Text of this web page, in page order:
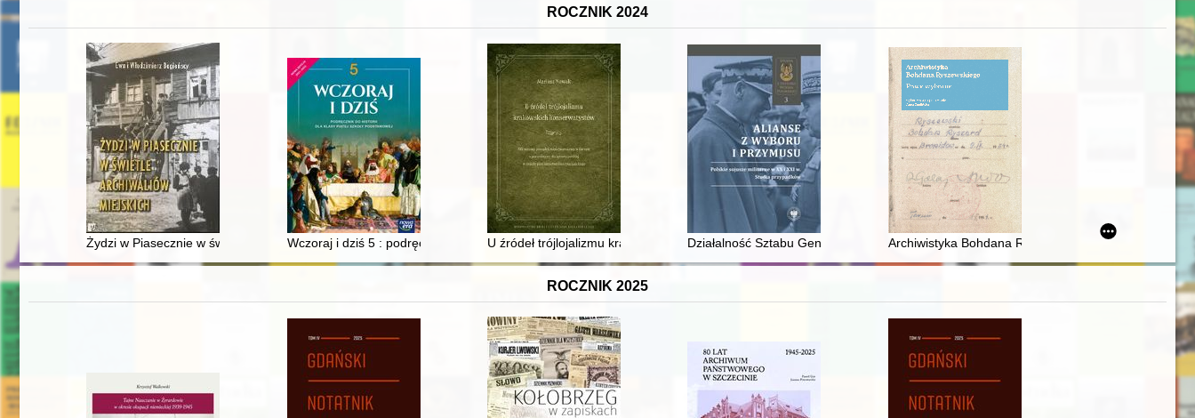
ROCZNIK 2024
Żydzi w Piasecznie w świetle archiwaliów miejskichWczoraj i dziś 5 : podręcznik do historii dla klasy piątej szkoły podstawowej
U źródeł trójlojalizmu krakowskich konserwatystów : XIX-wieczny porządek międzynarodowy w Europie a perspektywy dla
Działalność Sztabu Generalnego w ramach Układu Warszawskiego w świetle doktryn i
Archiwistyka Bohdana Ryszewskiego : prace wybrane
ROCZNIK 2025